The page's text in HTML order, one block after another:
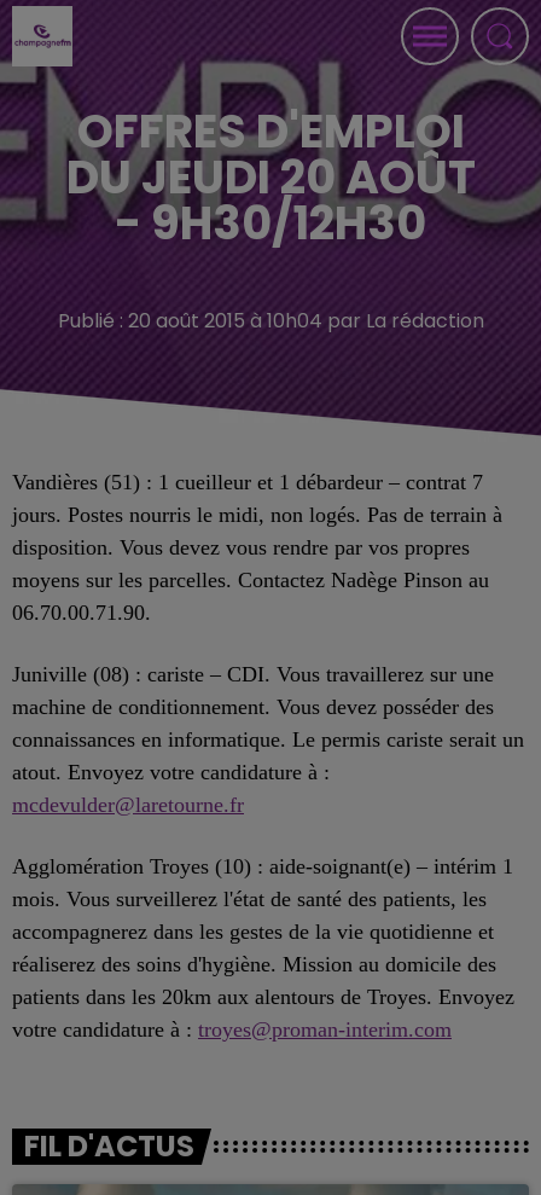
OFFRES D'EMPLOI
DU JEUDI 20 AOÛT
- 9H30/12H30
Publié : 20 août 2015 à 10h04 par La rédaction
Vandières (51) : 1 cueilleur et 1 débardeur – contrat 7
jours. Postes nourris le midi, non logés. Pas de terrain à
disposition. Vous devez vous rendre par vos propres
moyens sur les parcelles. Contactez Nadège Pinson au
06.70.00.71.90.
Juniville (08) : cariste – CDI. Vous travaillerez sur une
machine de conditionnement. Vous devez posséder des
connaissances en informatique. Le permis cariste serait un
atout. Envoyez votre candidature à :
mcdevulder@laretourne.fr
Agglomération Troyes (10) : aide-soignant(e) – intérim 1
mois. Vous surveillerez l'état de santé des patients, les
accompagnerez dans les gestes de la vie quotidienne et
réaliserez des soins d'hygiène. Mission au domicile des
patients dans les 20km aux alentours de Troyes. Envoyez
votre candidature à : troyes@proman-interim.com
FIL D'ACTUS